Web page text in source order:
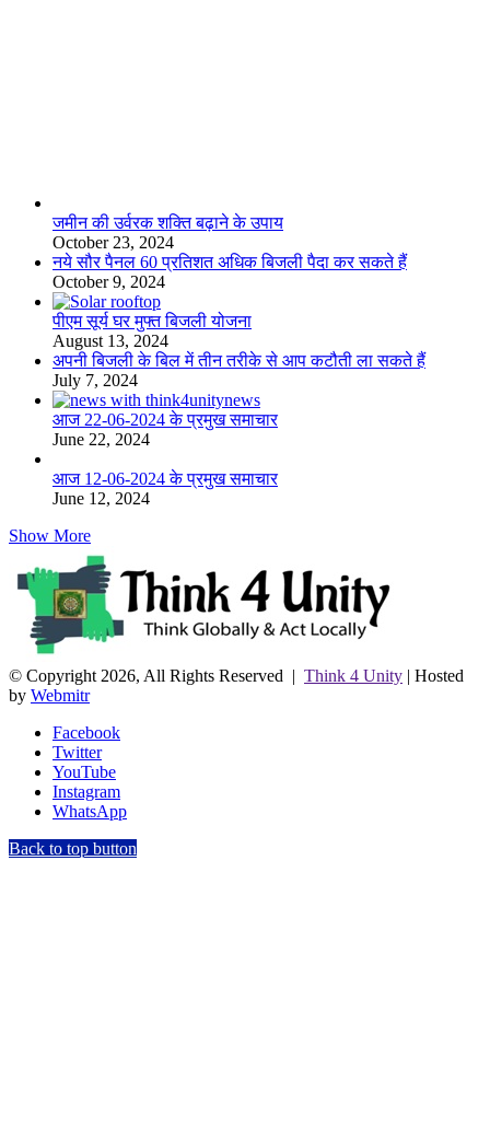
जमीन की उर्वरक शक्ति बढ़ाने के उपाय
October 23, 2024
नये सौर पैनल 60 प्रतिशत अधिक बिजली पैदा कर सकते हैं
October 9, 2024
पीएम सूर्य घर मुफ्त बिजली योजना
August 13, 2024
अपनी बिजली के बिल में तीन तरीके से आप कटौती ला सकते हैं
July 7, 2024
आज 22-06-2024 के प्रमुख समाचार
June 22, 2024
आज 12-06-2024 के प्रमुख समाचार
June 12, 2024
Show More
© Copyright 2026, All Rights Reserved | Think 4 Unity | Hosted
by Webmitr
Facebook
Twitter
YouTube
Instagram
WhatsApp
Back to top button